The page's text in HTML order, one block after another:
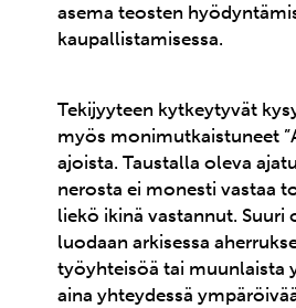
asema teosten
kaupallistamisessa.
Tekijyyteen kytkeytyvät
myös monimutkaistuneet
ajoista. Taustalla oleva
nerosta ei monesti vastaa
liekö ikinä vastannut. Suuri
luodaan arkisessa
työyhteisöä tai muunlaista
aina yhteydessä